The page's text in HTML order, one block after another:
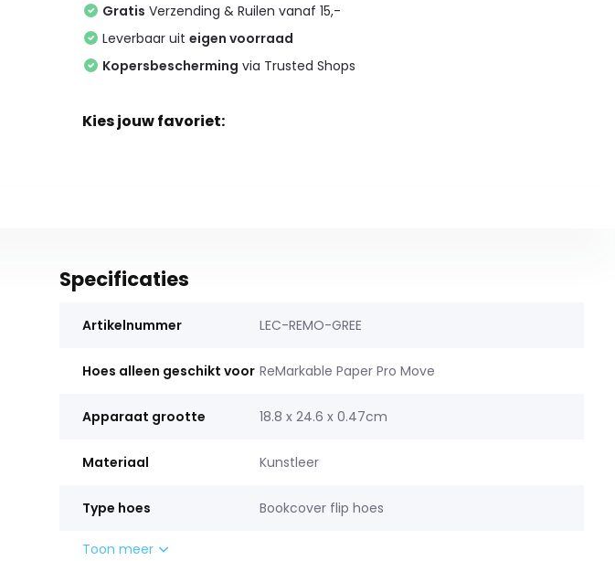
Gratis Verzending & Ruilen vanaf 15,-
Leverbaar uiteigen voorraad
Kopersbescherming via Trusted Shops
Kies jouw favoriet:
Specificaties
Artikelnummer LEC-REMO-GREE
Hoes alleen geschikt voor ReMarkable Paper Pro Move
Apparaat grootte 18.8 x 24.6 x 0.47cm
Materiaal Kunstleer
Type hoes Bookcover flip hoes
Toon meer